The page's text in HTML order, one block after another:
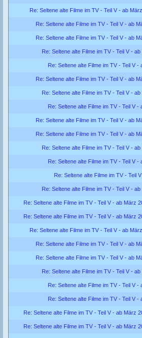
Re: Seltene alte Filme im TV - Teil V - ab
Re: Seltene alte Filme im TV - Teil V - ab
Re: Seltene alte Filme im TV - Teil V - ab
Re: Seltene alte Filme im TV - Teil V -
Re: Seltene alte Filme im TV - Teil V -
Re: Seltene alte Filme im TV - Teil V - ab
Re: Seltene alte Filme im TV - Teil V -
Re: Seltene alte Filme im TV - Teil V -
Re: Seltene alte Filme im TV - Teil V - ab
Re: Seltene alte Filme im TV - Teil V - ab
Re: Seltene alte Filme im TV - Teil V -
Re: Seltene alte Filme im TV - Teil V -
Re: Seltene alte Filme im TV - Teil
Re: Seltene alte Filme im TV - Teil V -
Re: Seltene alte Filme im TV - Teil V - ab März
Re: Seltene alte Filme im TV - Teil V - ab März
Re: Seltene alte Filme im TV - Teil V - ab
Re: Seltene alte Filme im TV - Teil V - ab
Re: Seltene alte Filme im TV - Teil V - ab
Re: Seltene alte Filme im TV - Teil V -
Re: Seltene alte Filme im TV - Teil V -
Re: Seltene alte Filme im TV - Teil V -
Re: Seltene alte Filme im TV - Teil V - ab März
Re: Seltene alte Filme im TV - Teil V - ab März